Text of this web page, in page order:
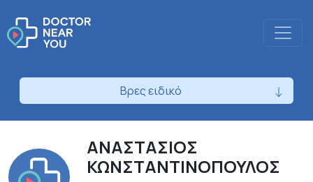
Βρες ειδικό
ΑΝΑΣΤΑΣΙΟΣ
ΚΩΝΣΤΑΝΤΙΝΟΠΟΥΛΟΣ